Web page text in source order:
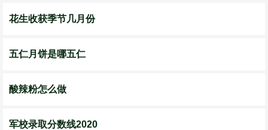
花生收获季节几月份
五仁月饼是哪五仁
酸辣粉怎么做
军校录取分数线2020